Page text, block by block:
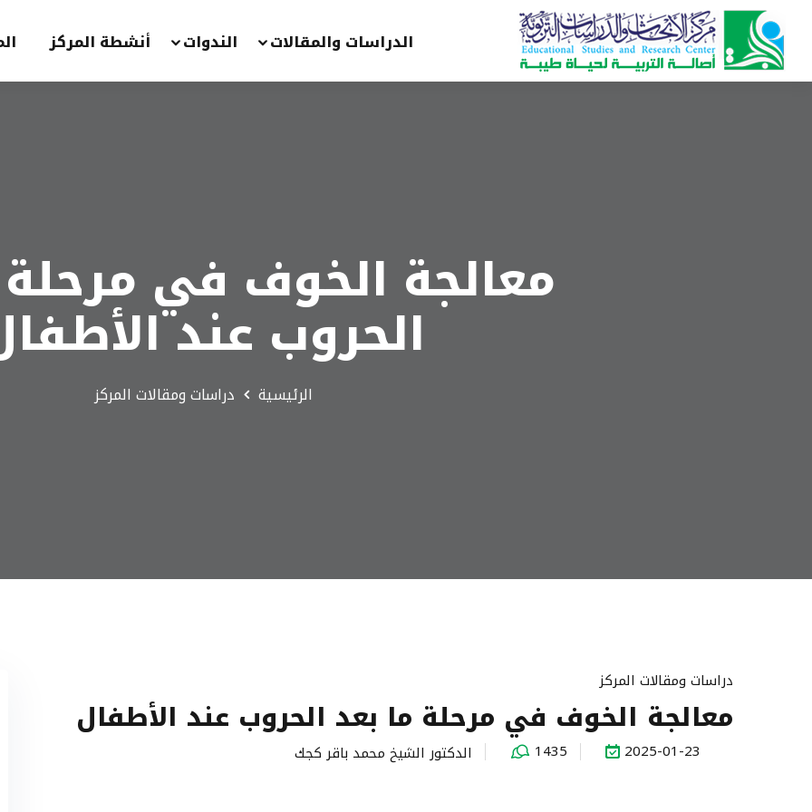
الدراسات والمقالات الندوات أنشطة المركز
معالجة الخوف في
الحروب عند
الرئيسية دراسات ومقالات المركز
دراسات ومقالات المركز
معالجة الخوف في مرحلة ما بعد الحروب عند الأطفال
2025-01-23
1435 الدكتور الشيخ محمد باقر كجك